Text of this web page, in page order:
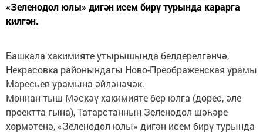
«Зеленодол юлы» дигән исем бирү турында карарга
килгән.
Башкала хакимияте утырышында белдерелгәнчә,
Некрасовка районындагы Ново-Преображенская урамы
Маресьев урамына әйләнәчәк.
Моннан тыш Мәскәү хакимияте бер юлга (дөрес, әле
проектта гына), Татарстанның Зеленодол шәһәре
хөрмәтенә, «Зеленодол юлы» дигән исем бирү турында